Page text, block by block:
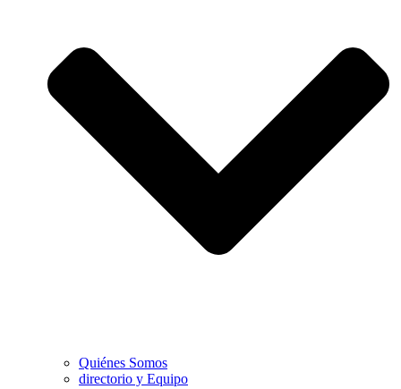
Quiénes Somos
directorio y Equipo